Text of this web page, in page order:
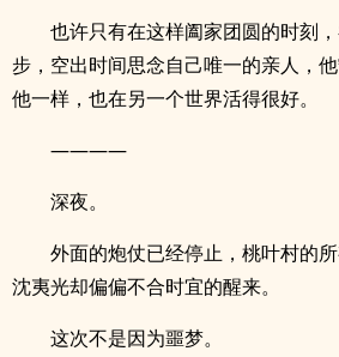
也许只有在这样阖家团圆的时刻
步，空出时间思念自己唯一的亲人，
他一样，也在另一个世界活得很好。
————
深夜。
外面的炮仗已经停止，桃叶村的
沈夷光却偏偏不合时宜的醒来。
这次不是因为噩梦。